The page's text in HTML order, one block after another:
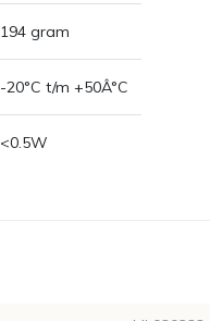
194 gram
-20°C t/m +50Â°C
<0.5W